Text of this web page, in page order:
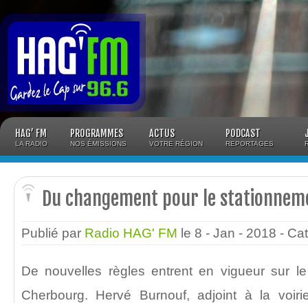
HAG’ FM
LA RADIO
PROGRAMMES
NOS ÉMISSIONS
ACTUS
VOTRE RÉGION
PODCAST
REPORTAGES
Du changement pour le
Publié par Radio HAG' FM le 8 - Jan - 2018 -
De nouvelles règles entrent en vigueur sur
Cherbourg. Hervé Burnouf, adjoint à la
Panneau de gestion des cookies